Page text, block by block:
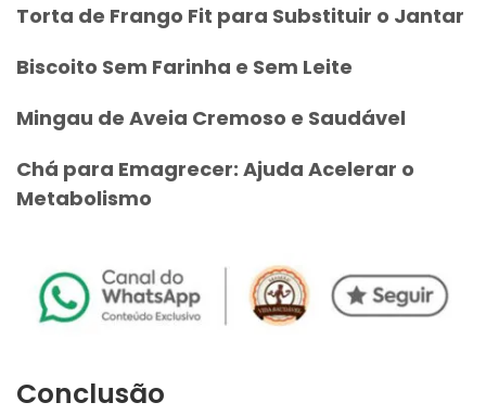
Torta de Frango Fit para Substituir o Jantar
Biscoito Sem Farinha e Sem Leite
Mingau de Aveia Cremoso e Saudável
Chá para Emagrecer: Ajuda Acelerar o
Metabolismo
Conclusão